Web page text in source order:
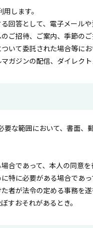
します。
回答として、電子メールや
ご招待、ご案内、季節のご
いて委託された場合等に
ガジンの配信、ダイレクト
な範囲において、書面
合であって、本人の同意を
特に必要がある場合であ
者が法令の定める事務を
すおそれがあるとき。